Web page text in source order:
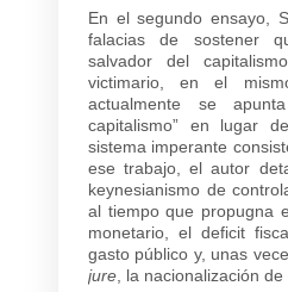
En el segundo ensayo,
falacias de sostener
salvador del
victimario, en el
actualmente se
capitalismo” en lugar
sistema imperante
ese trabajo, el autor
keynesianismo de
al tiempo que propugna
monetario, el deficit
gasto público y, unas
jure , la nacionalización